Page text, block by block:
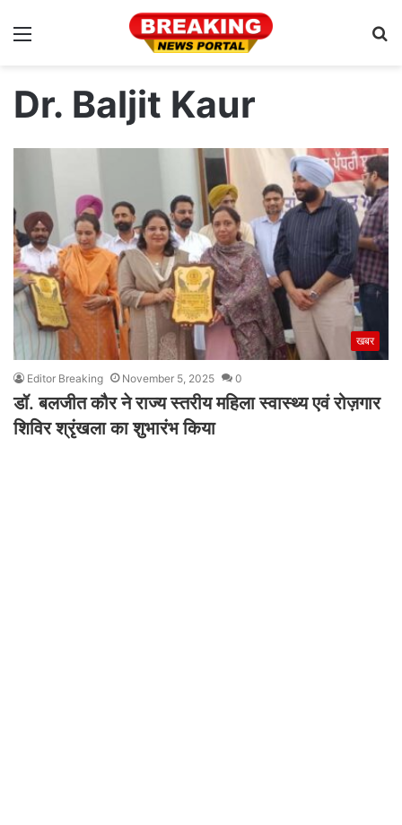
Menu
Dr. Baljit Kaur
खबर
Editor Breaking November 5, 2025 0
डॉ. बलजीत कौर ने राज्य स्तरीय महिला स्वास्थ्य एवं रोज़गार
शिविर श्रृंखला का शुभारंभ किया